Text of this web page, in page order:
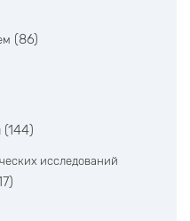
(86)
(144)
исследований